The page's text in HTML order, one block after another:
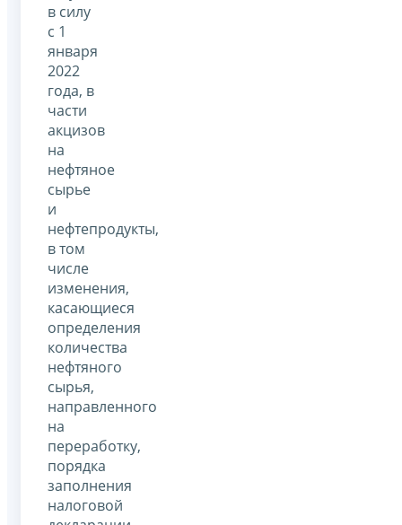
в силу
с 1
января
2022
года, в
части
акцизов
на
нефтяное
сырье
и
нефтепродукты,
в том
числе
изменения,
касающиеся
определения
количества
нефтяного
сырья,
направленного
на
переработку,
порядка
заполнения
налоговой